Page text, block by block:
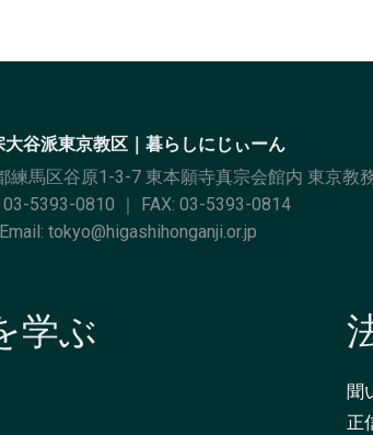
大谷派東京教区｜暮らしにじぃーん
練馬区谷原1-3-7 東本願寺真宗会館内 東京教
03-5393-0810 ｜ FAX: 03-5393-0814
Email: tokyo@higashihonganji.or.jp
学ぶ
聞
正